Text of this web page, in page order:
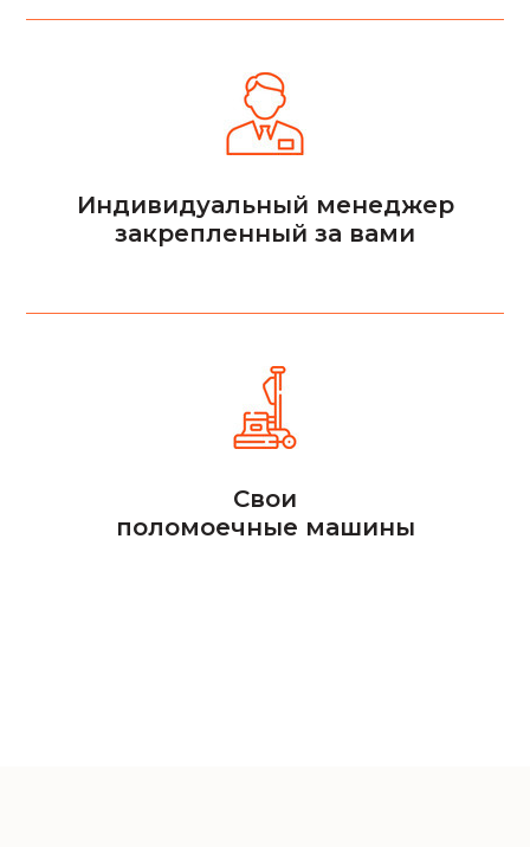
Индивидуальный менеджер
закрепленный за вами
Свои
поломоечные машины